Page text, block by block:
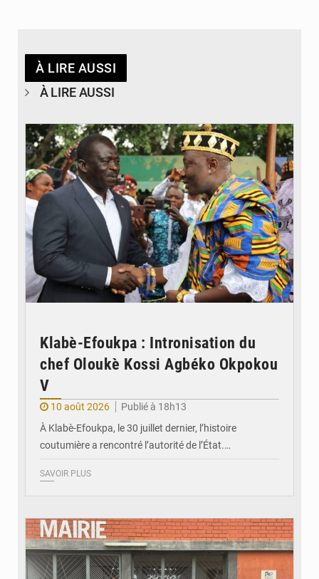
À LIRE AUSSI
À LIRE AUSSI
Klabè-Efoukpa : Intronisation du
chef Oloukè Kossi Agbéko Okpokou
V
10 août 2026
Publié à 18h13
À Klabè-Efoukpa, le 30 juillet dernier, l’histoire
coutumière a rencontré l’autorité de l’État.…
SAVOIR PLUS